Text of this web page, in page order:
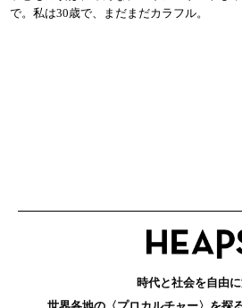
で。私は30歳で、まだまだカラフル。
時代と社会を自由